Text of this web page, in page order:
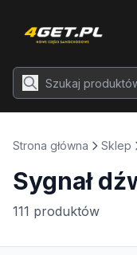
Strona główna Sklep
Sygnał
111 produktów